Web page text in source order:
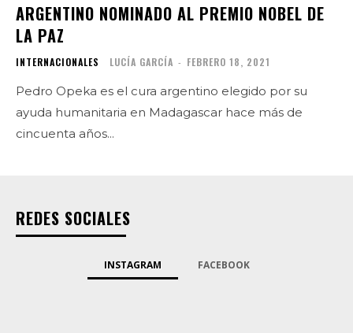
ARGENTINO NOMINADO AL PREMIO NOBEL DE
LA PAZ
INTERNACIONALES LUCÍA GARCÍA - FEBRERO 18, 2021
Pedro Opeka es el cura argentino elegido por su
ayuda humanitaria en Madagascar hace más de
cincuenta años...
REDES SOCIALES
INSTAGRAM FACEBOOK